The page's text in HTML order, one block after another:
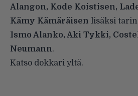
Alangon, Kode Koistisen,
Kämy Kämäräisen lisäksi
Ismo Alanko, Aki Tykki,
Neumann.
Katso dokkari yltä.